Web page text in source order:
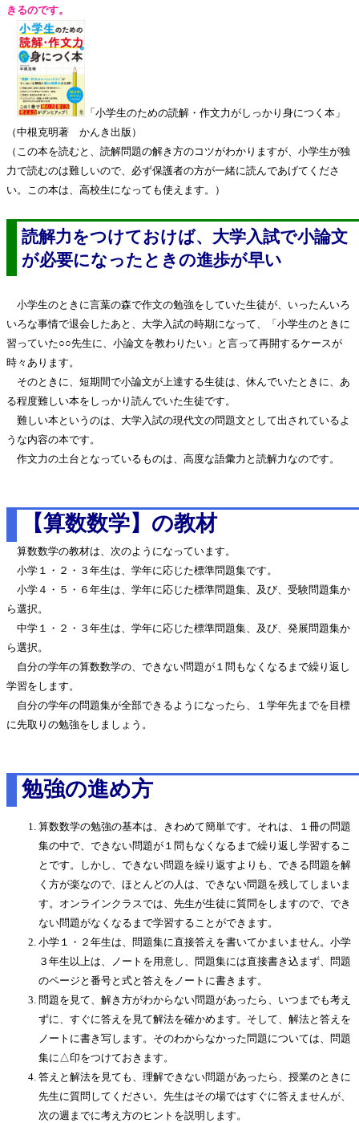
きるのです。
「小学生のための読解・作文力がしっかり身につく本」
（中根克明著 かんき出版）
（この本を読むと、読解問題の解き方のコツがわかりますが、小学生が独
力で読むのは難しいので、必ず保護者の方が一緒に読んであげてくださ
い。この本は、高校生になっても使えます。）
読解力をつけておけば、大学入試で小論文
が必要になったときの進歩が早い
小学生のときに言葉の森で作文の勉強をしていた生徒が、いったんいろ
いろな事情で退会したあと、大学入試の時期になって、「小学生のときに
習っていた○○先生に、小論文を教わりたい」と言って再開するケースが
時々あります。
そのときに、短期間で小論文が上達する生徒は、休んでいたときに、あ
る程度難しい本をしっかり読んでいた生徒です。
難しい本というのは、大学入試の現代文の問題文として出されているよ
うな内容の本です。
作文力の土台となっているものは、高度な語彙力と読解力なのです。
【算数数学】の教材
算数数学の教材は、次のようになっています。
小学１・２・３年生は、学年に応じた標準問題集です。
小学４・５・６年生は、学年に応じた標準問題集、及び、受験問題集か
ら選択。
中学１・２・３年生は、学年に応じた標準問題集、及び、発展問題集か
ら選択。
自分の学年の算数数学の、できない問題が１問もなくなるまで繰り返し
学習をします。
自分の学年の問題集が全部できるようになったら、１学年先までを目標
に先取りの勉強をしましょう。
勉強の進め方
算数数学の勉強の基本は、きわめて簡単です。それは、１冊の問題
集の中で、できない問題が１問もなくなるまで繰り返し学習するこ
とです。しかし、できない問題を繰り返すよりも、できる問題を解
く方が楽なので、ほとんどの人は、できない問題を残してしまいま
す。オンラインクラスでは、先生が生徒に質問をしますので、でき
ない問題がなくなるまで学習することができます。
小学１・２年生は、問題集に直接答えを書いてかまいません。小学
３年生以上は、ノートを用意し、問題集には直接書き込まず、問題
のページと番号と式と答えをノートに書きます。
問題を見て、解き方がわからない問題があったら、いつまでも考え
ずに、すぐに答えを見て解法を確かめます。そして、解法と答えを
ノートに書き写します。そのわからなかった問題については、問題
集に△印をつけておきます。
答えと解法を見ても、理解できない問題があったら、授業のときに
先生に質問してください。先生はその場ではすぐに答えませんが、
次の週までに考え方のヒントを説明します。